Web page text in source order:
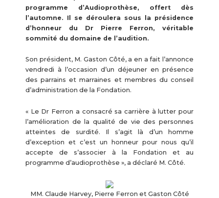
programme d’Audioprothèse, offert dès
l’automne. Il se déroulera sous la présidence
d’honneur du Dr Pierre Ferron, véritable
sommité du domaine de l’audition.
Son président, M. Gaston Côté, a en a fait l’annonce
vendredi à l’occasion d’un déjeuner en présence
des parrains et marraines et membres du conseil
d’administration de la Fondation.
« Le Dr Ferron a consacré sa carrière à lutter pour
l’amélioration de la qualité de vie des personnes
atteintes de surdité. Il s’agit là d’un homme
d’exception et c’est un honneur pour nous qu’il
accepte de s’associer à la Fondation et au
programme d’audioprothèse », a déclaré M. Côté.
MM. Claude Harvey, Pierre Ferron et Gaston Côté